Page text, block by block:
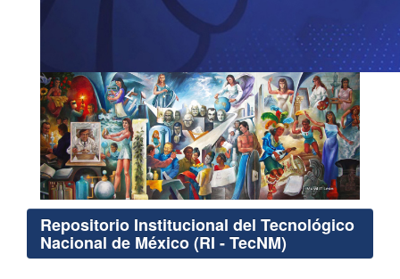
Repositorio Institucional del Tecnológico
Nacional de México (RI - TecNM)